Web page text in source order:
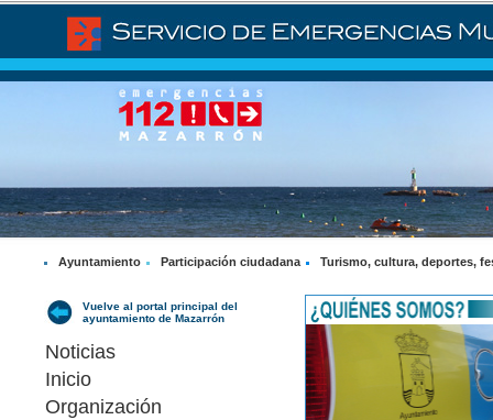
Ayuntamiento Participación ciudadana Turismo, cultura, deportes,
Vuelve al portal principal del
ayuntamiento de Mazarrón
Noticias
Inicio
Organización